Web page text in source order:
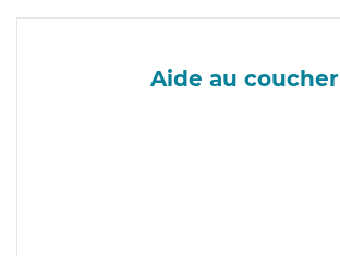
Aide au coucher